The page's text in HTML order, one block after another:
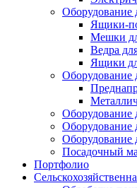
Оборудование
Ящики-
Мешки
Ведра
Ящики
Оборудование
Оборудование
Оборудование
Оборудование
Посадочный
Портфолио